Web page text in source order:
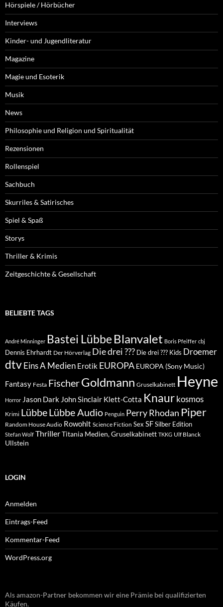
Hörspiele / Hörbücher
Interviews
Kinder- und Jugendliteratur
Magazine
Magie und Esoterik
Musik
News
Philosophie und Religion und Spiritualität
Rezensionen
Rollenspiel
Sachbuch
Skurriles & Satirisches
Spiel & Spaß
Storys
Thriller & Krimis
Zeitgeschichte & Gesellschaft
BELIEBTE TAGS
André Minninger Bastei Lübbe Blanvalet Boris Pfeiffer cbj
Dennis Ehrhardt Der Hörverlag Die drei ??? Die drei ??? Kids Droemer
dtvEins A Medien Erotik EUROPA EUROPA (Sony Music)
Fantasy Festa FischerGoldmann Gruselkabinett Heyne
Horror Jason Dark John Sinclair Klett-Cotta Knaur kosmos
Krimi LübbeLübbe Audio Penguin Perry Rhodan Piper
Random House Audio Rowohlt Science Fiction Sex SFSilber Edition
Stefan Wolf ThrillerTitania Medien, Gruselkabinett TKKG Ulf Blanck
Ullstein
LOGIN
Anmelden
Eintrags-Feed
Kommentar-Feed
WordPress.org
Als amazon-Partner bekommen wir eine Prämie bei qualifizierten
Käufen.